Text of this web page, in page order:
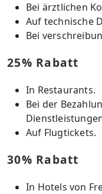
Bei ärztlichen
Auf technische
Bei
25% Rabatt
In Restaurants.
Bei der
Auf Flugtickets.
30% Rabatt
In Hotels von